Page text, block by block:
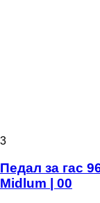
3
Педал за гас
Midlum | 00